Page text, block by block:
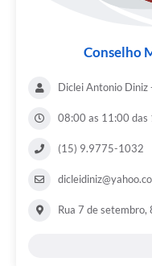
Conselho
Diclei Antonio Diniz
08:00 as 11:00 das
(15) 9.9775-1032
Rua 7 de setembro,